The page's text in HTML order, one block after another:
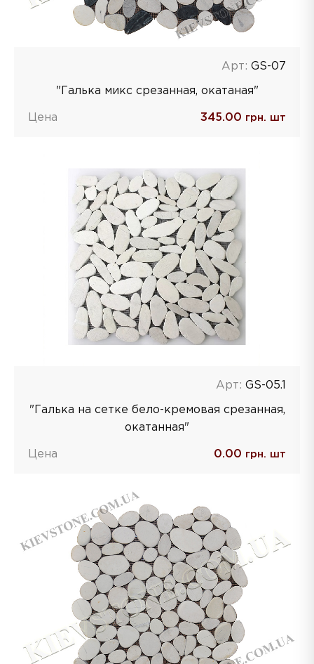
Арт: GS-07
"Галька микс срезанная, окатаная"
Цена 345.00 грн. шт
Арт: GS-05.1
"Галька на сетке бело-кремовая срезанная,
окатанная"
Цена 0.00 грн. шт